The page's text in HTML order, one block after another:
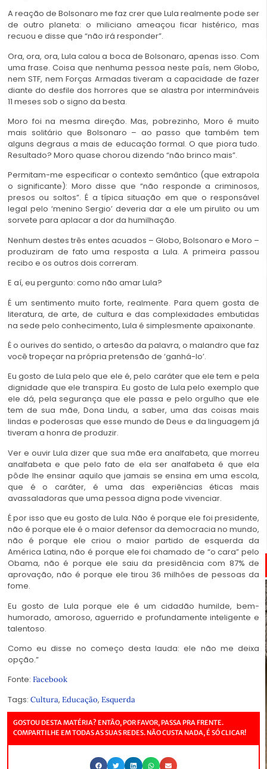
A reação de Bolsonaro me faz crer que Lula realmente pode ser
de outro planeta: o miliciano ameaçou ficar histérico, mas
recuou e disse que “não irá responder”.
Ora, ora, ora, Lula calou a boca de Bolsonaro, apenas isso. Com
uma frase. Coisa que nenhuma pessoa neste país, nem Globo,
nem STF, nem Forças Armadas tiveram a capacidade de fazer
diante do desfile dos horrores que se alastra por intermináveis
11 meses sob o signo da besta.
Moro foi na mesma direção. Mas, pobrezinho, Moro é muito
mais solitário que Bolsonaro – ao passo que também tem
alguns degraus a mais de educação formal. O que piora tudo.
Resultado? Moro quase chorou dizendo “não brinco mais”.
Permitam-me especificar o contexto semântico (que extrapola
o significante): Moro disse que “não responde a criminosos,
presos ou soltos”. É a típica situação em que o responsável
legal pelo ‘menino Sergio’ deveria dar a ele um pirulito ou um
sorvete para aplacar a dor da humilhação.
Nenhum destes três entes acuados – Globo, Bolsonaro e Moro –
produziram de fato uma resposta a Lula. A primeira passou
recibo e os outros dois correram.
E aí, eu pergunto: como não amar Lula?
É um sentimento muito forte, realmente. Para quem gosta de
literatura, de arte, de cultura e das complexidades embutidas
na sede pelo conhecimento, Lula é simplesmente apaixonante.
É o ourives do sentido, o artesão da palavra, o malandro que faz
você tropeçar na própria pretensão de ‘ganhá-lo’.
Eu gosto de Lula pelo que ele é, pelo caráter que ele tem e pela
dignidade que ele transpira. Eu gosto de Lula pelo exemplo que
ele dá, pela segurança que ele passa e pelo orgulho que ele
tem de sua mãe, Dona Lindu, a saber, uma das coisas mais
lindas e poderosas que esse mundo de Deus e da linguagem já
tiveram a honra de produzir.
Ver e ouvir Lula dizer que sua mãe era analfabeta, que morreu
analfabeta e que pelo fato de ela ser analfabeta é que ela
pôde lhe ensinar aquilo que jamais se ensina em uma escola,
que é o caráter, é uma das experiências éticas mais
avassaladoras que uma pessoa digna pode vivenciar.
É por isso que eu gosto de Lula. Não é porque ele foi presidente,
não é porque ele é o maior defensor da democracia no mundo,
não é porque ele criou o maior partido de esquerda da
América Latina, não é porque ele foi chamado de “o cara” pelo
Obama, não é porque ele saiu da presidência com 87% de
aprovação, não é porque ele tirou 36 milhões de pessoas da
fome.
Eu gosto de Lula porque ele é um cidadão humilde, bem-
humorado, amoroso, aguerrido e profundamente inteligente e
talentoso.
Como eu disse no começo desta lauda: ele não me deixa
opção.”
Fonte: Facebook
Tags: Cultura, Educação, Esquerda
GOSTOU DESTA MATÉRIA? ENTÃO, POR FAVOR, PASSA PRA FRENTE.
COMPARTILHE EM TODAS AS SUAS REDES. NÃO CUSTA NADA, É SÓ CLICAR!